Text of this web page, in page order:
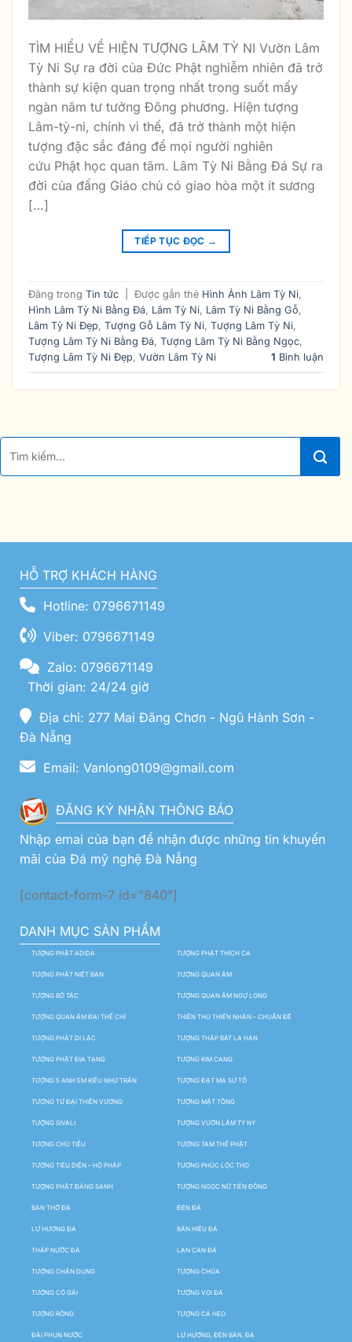
TÌM HIỂU VỀ HIỆN TƯỢNG LÂM TỲ NI Vườn Lâm
Tỳ Ni Sự ra đời của Đức Phật nghiễm nhiên đã trở
thành sự kiện quan trọng nhất trong suốt mấy
ngàn năm tư tưởng Đông phương. Hiện tượng
Lâm-tỳ-ni, chính vì thế, đã trở thành một hiện
tượng đặc sắc đáng để mọi người nghiên
cứu Phật học quan tâm. Lâm Tỳ Ni Bằng Đá Sự ra
đời của đấng Giáo chủ có giao hòa một ít sương
[…]
TIẾP TỤC ĐỌC →
Đăng trong Tin tức Được gắn thẻ Hình Ảnh Lâm Tỳ Ni,
Hình Lâm Tỳ Ni Bằng Đá, Lâm Tỳ Ni, Lâm Tỳ Ni Bằng Gỗ,
Lâm Tỳ Ni Đẹp, Tượng Gỗ Lâm Tỳ Ni, Tượng Lâm Tỳ Ni,
Tượng Lâm Tỳ Ni Bằng Đá, Tượng Lâm Tỳ Ni Bằng Ngọc,
Tượng Lâm Tỳ Ni Đẹp, Vườn Lâm Tỳ Ni 1 Bình luận
HỖ TRỢ KHÁCH HÀNG
Hotline: 0796671149
Viber: 0796671149
Zalo: 0796671149
Thời gian: 24/24 giờ
Địa chỉ: 277 Mai Đăng Chơn - Ngũ Hành Sơn -
Đà Nẵng
Email: Vanlong0109@gmail.com
ĐĂNG KÝ NHẬN THÔNG BÁO
Nhập emai của bạn để nhận được những tin khuyến
mãi của Đá mỹ nghệ Đà Nẵng
[contact-form-7 id="840"]
DANH MỤC SẢN PHẨM
TƯỢNG PHẬT ADIDA TƯỢNG PHẬT THÍCH CA
TƯỢNG PHẬT NIẾT BÀN TƯỢNG QUAN ÂM
TƯỢNG BỒ TÁC TƯỢNG QUAN ÂM NGỰ LONG
TƯỢNG QUAN ÂM ĐẠI THẾ CHÍ THIÊN THỦ THIÊN NHÃN – CHUẨN ĐỀ
TƯỢNG PHẬT DI LẶC TƯỢNG THẬP BÁT LA HÁN
TƯỢNG PHẬT ĐỊA TẠNG TƯỢNG KIM CANG
TƯỢNG 5 ANH EM KIỀU NHƯ TRẦN TƯỢNG ĐẠT MA SƯ TỔ
TƯỢNG TỨ ĐẠI THIÊN VƯƠNG TƯỢNG MẬT TÔNG
TƯỢNG SIVALI TƯỢNG VƯỜN LÂM TỲ NY
TƯỢNG CHÚ TIỂU TƯỢNG TAM THẾ PHẬT
TƯỢNG TIÊU DIỆN – HỘ PHÁP TƯỢNG PHÚC LỘC THỌ
TƯỢNG PHẬT ĐẢNG SANH TƯỢNG NGỌC NỮ TIÊN ĐỒNG
BÀN THỜ ĐÁ ĐÈN ĐÁ
LƯ HƯƠNG ĐÁ BẢN HIỆU ĐÁ
THÁP NƯỚC ĐÁ LAN CAN ĐÁ
TƯỢNG CHÂN DUNG TƯỢNG CHÚA
TƯỢNG CÔ GÁI TƯỢNG VOI ĐÁ
TƯỢNG RỒNG TƯỢNG CÁ HEO
ĐÀI PHUN NƯỚC LƯ HƯƠNG, ĐÈN BÀN, ĐÁ